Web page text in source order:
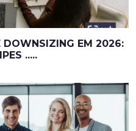
DOWNSIZING EM 2026:
.....